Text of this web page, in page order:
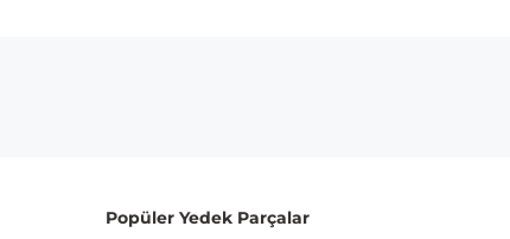
Popüler Yedek Parçalar